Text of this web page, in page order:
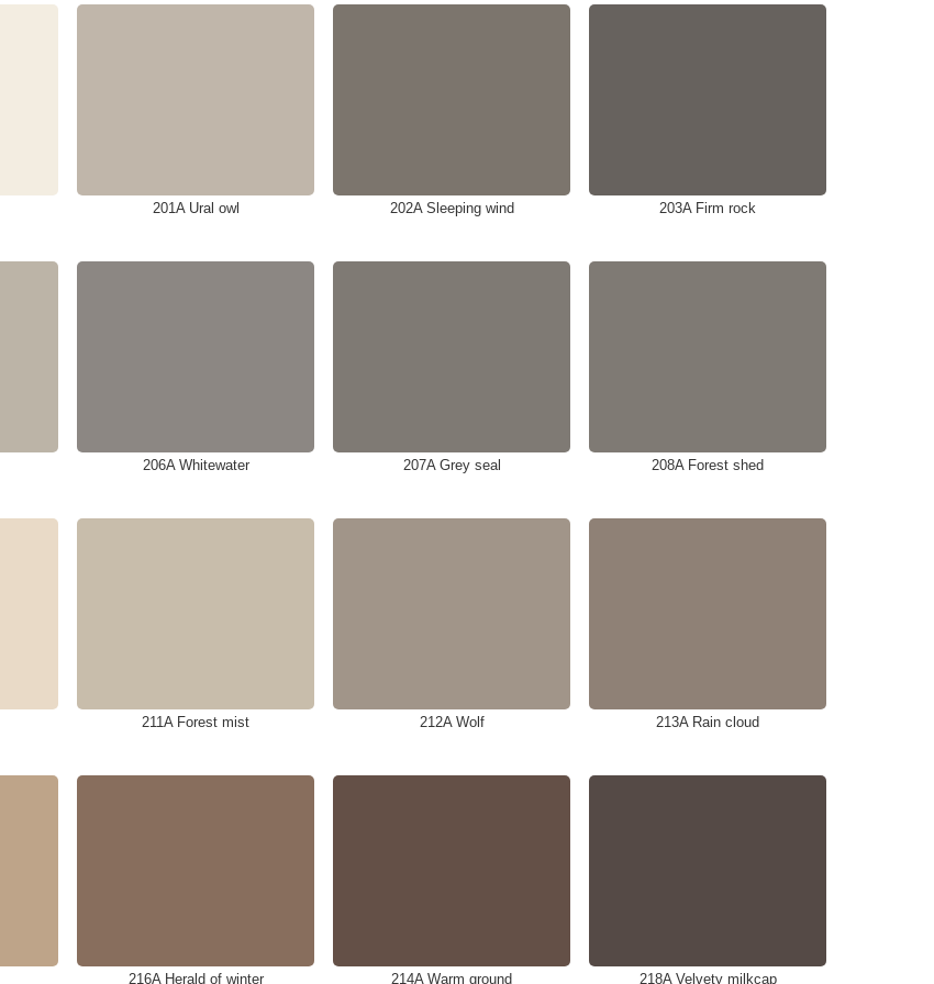
201A Ural owl 202A Sleeping wind 203A Firm rock
206A Whitewater 207A Grey seal 208A Forest shed
211A Forest mist 212A Wolf 213A Rain cloud
216A Herald of winter 214A Warm ground 218A Velvety milkcap